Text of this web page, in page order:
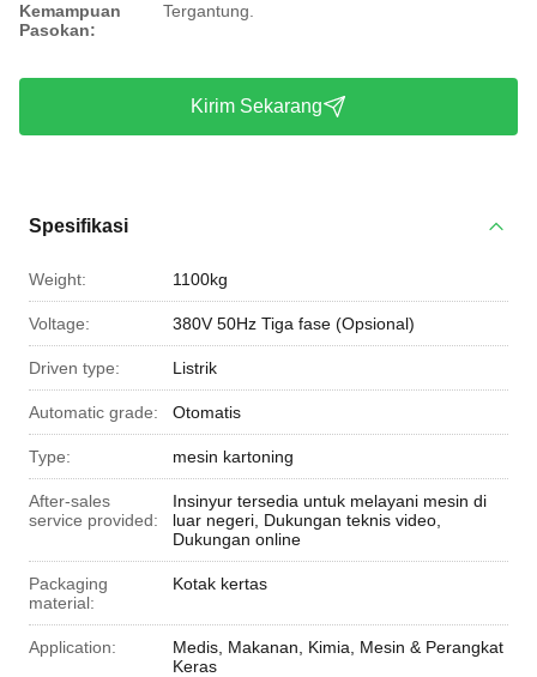
Kemampuan
Pasokan:
Tergantung.
Kirim Sekarang
Spesifikasi
Weight: 1100kg
Voltage: 380V 50Hz Tiga fase (Opsional)
Driven type: Listrik
Automatic grade: Otomatis
Type: mesin kartoning
After-sales
service provided:
Insinyur tersedia untuk melayani mesin di
luar negeri, Dukungan teknis video,
Dukungan online
Packaging
material:
Kotak kertas
Application:
Medis, Makanan, Kimia, Mesin & Perangkat
Keras